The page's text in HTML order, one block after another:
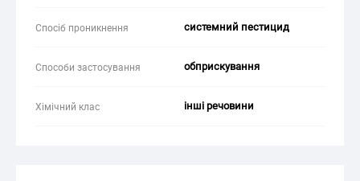
Спосіб проникнення системний пестицид
Способи застосування обприскування
Хімічний клас інші речовини